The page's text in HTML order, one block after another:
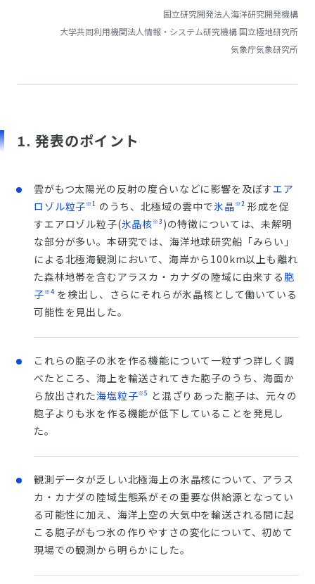
国立研究開発法人海洋研究開発機構
大学共同利用機関法人情報・システム研究機構 国立極地研究所
気象庁気象研究所
1. 発表のポイント
雲がもつ太陽光の反射の度合いなどに影響を及ぼすエア
ロゾル粒子※1 のうち、北極域の雲中で氷晶※2 形成を促
すエアロゾル粒子(氷晶核※3 )の特徴については、未解明
な部分が多い。本研究では、海洋地球研究船「みらい」
による北極海観測において、海岸から100km以上も離れ
た森林地帯を含むアラスカ・カナダの陸域に由来する 胞
子※4 を検出し、さらにそれらが氷晶核として働いている
可能性を見出した。
これらの胞子の氷を作る機能について一粒ずつ詳しく調
べたところ、海上を輸送されてきた胞子のうち、海面か
ら放出された海塩粒子※5
と混ざりあった胞子は、元々の
胞子よりも氷を作る機能が低下していることを発見し
た。
観測データが乏しい北極海上の氷晶核について、アラス
カ・カナダの陸域生態系がその重要な供給源となってい
る可能性に加え、海洋上空の大気中を輸送される間に起
こる胞子がもつ氷の作りやすさの変化について、初めて
現場での観測から明らかにした。